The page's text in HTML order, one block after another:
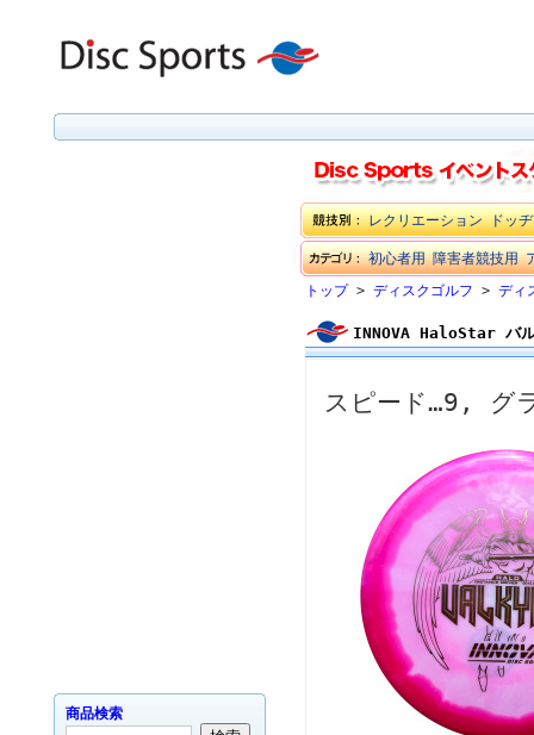
商品検索
レクリエーション ドッ
初心者用 障害者競技用
トップ> ディスクゴルフ > ディ
INNOVA HaloStar バ
スピード…9, グ